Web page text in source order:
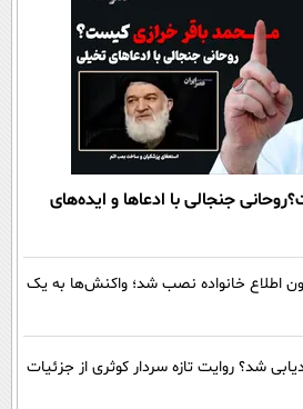
جنجالی با ادعاها و ایده‌های
اطلاع خانواده نصب شد؛ واکنش‌ها به یک
شد؟ روایت تازه سردار کوثری از جزئیات